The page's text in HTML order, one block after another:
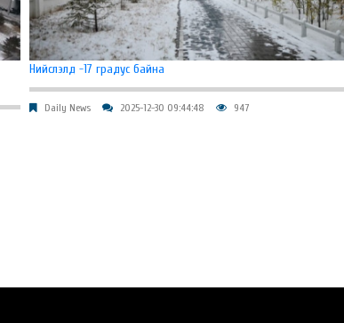
Нийслэлд -17 градус байна
Daily News 2025-12-30 09:44:48 947